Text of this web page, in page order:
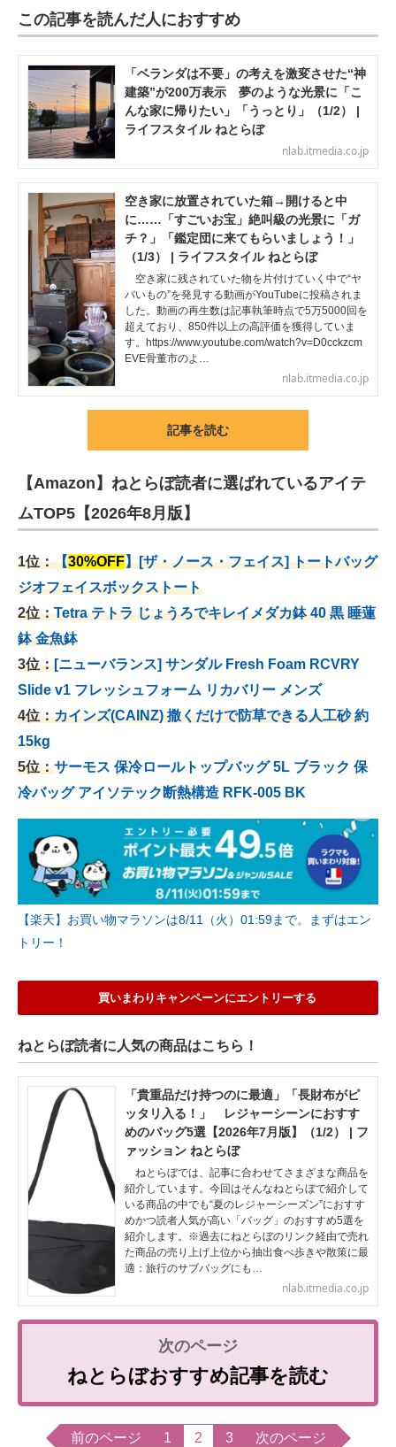
この記事を読んだ人におすすめ
「ベランダは不要」の考えを激変させた“神
建築”が200万表示 夢のような光景に「こ
んな家に帰りたい」「うっとり」（1/2） |
ライフスタイル ねとらぼ
nlab.itmedia.co.jp
空き家に放置されていた箱→開けると中
に……「すごいお宝」絶叫級の光景に「ガ
チ？」「鑑定団に来てもらいましょう！」
（1/3） | ライフスタイル ねとらぼ
空き家に残されていた物を片付けていく中で“ヤ
バいもの”を発見する動画がYouTubeに投稿されま
した。動画の再生数は記事執筆時点で5万5000回を
超えており、850件以上の高評価を獲得していま
す。https://www.youtube.com/watch?v=D0cckzcm
EVE骨董市のよ…
nlab.itmedia.co.jp
記事を読む
【Amazon】ねとらぼ読者に選ばれているアイテ
ムTOP5【2026年8月版】
1位：【30%OFF】[ザ・ノース・フェイス] トートバッグ
ジオフェイスボックストート
2位：Tetra テトラ じょうろでキレイメダカ鉢 40 黒 睡蓮
鉢 金魚鉢
3位：[ニューバランス] サンダル Fresh Foam RCVRY
Slide v1 フレッシュフォーム リカバリー メンズ
4位：カインズ(CAINZ) 撒くだけで防草できる人工砂 約
15kg
5位：サーモス 保冷ロールトップバッグ 5L ブラック 保
冷バッグ アイソテック断熱構造 RFK-005 BK
【楽天】お買い物マラソンは8/11（火）01:59まで。まずはエン
トリー！
買いまわりキャンペーンにエントリーする
ねとらぼ読者に人気の商品はこちら！
「貴重品だけ持つのに最適」「長財布がピ
ッタリ入る！」 レジャーシーンにおすす
めのバッグ5選【2026年7月版】（1/2） | フ
ァッション ねとらぼ
ねとらぼでは、記事に合わせてさまざまな商品を
紹介しています。今回はそんなねとらぼで紹介して
いる商品の中でも“夏のレジャーシーズン”におすす
めかつ読者人気が高い「バッグ」のおすすめ5選を
紹介します。※過去にねとらぼのリンク経由で売れ
た商品の売り上げ上位から抽出食べ歩きや散策に最
適：旅行のサブバッグにも…
nlab.itmedia.co.jp
ねとらぼおすすめ記事を読む
前のページ 1 2 3 次のページ